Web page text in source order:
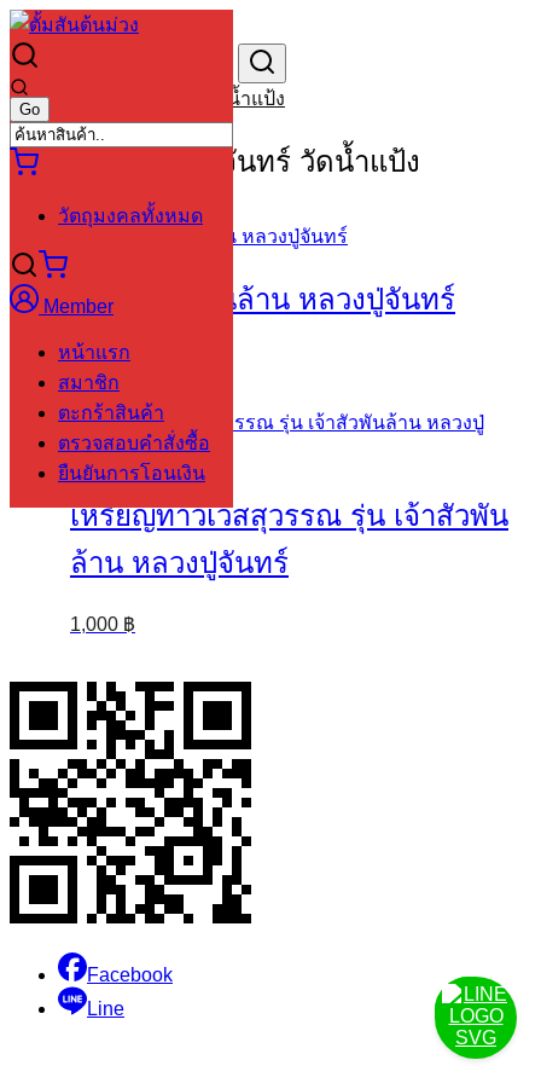
Skip
to
content
วัตถุมงคลทั้งหมด
Member
หน้าแรก
สมาชิก
ตะกร้าสินค้า
ตรวจสอบคำสั่งซื้อ
ยืนยันการโอนเงิน
Search
for:
วัตถุมงคลหลวงปู่จันทร์ วัดน้ำแป้ง
วัตถุมงคลหลวงปู่จันทร์ วัดน้ำแป้ง
พระปิดตาเงินล้าน หลวงปู่จันทร์
1,000฿
เหรียญท้าวเวสสุวรรณ รุ่น เจ้าสัวพัน
ล้าน หลวงปู่จันทร์
1,000 ฿
Facebook
Line